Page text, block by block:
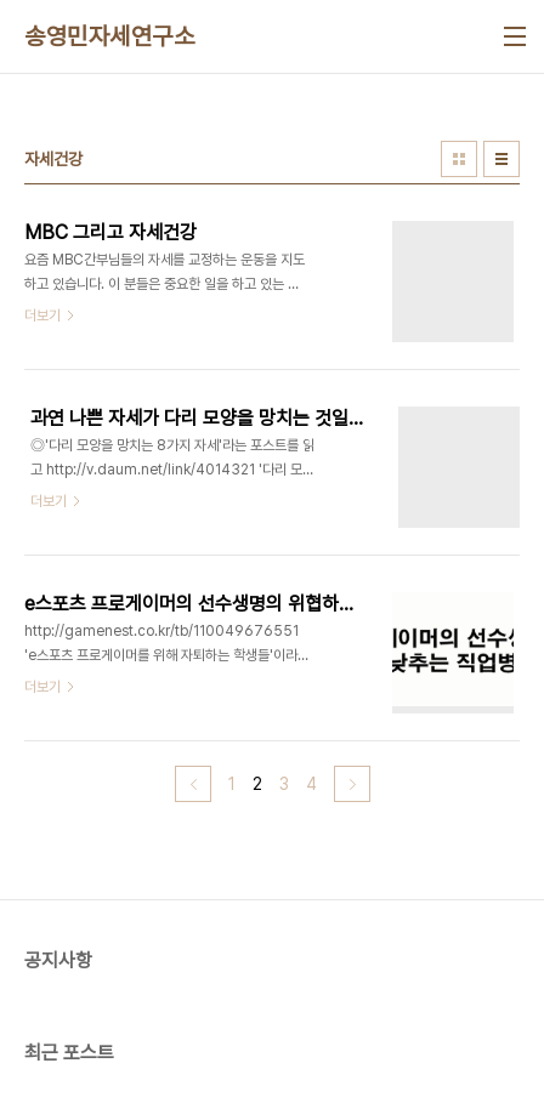
송영민자세연구소
자세건강
MBC 그리고 자세건강
요즘 MBC간부님들의 자세를 교정하는 운동을 지도
하고 있습니다. 이 분들은 중요한 일을 하고 있는 만
큼 일에 열정적이시며, 그만큼 내 몸을 돌볼 시간이
못하셨던 분들이 많습니다. 이 분들을 운동지도 해드
리면서, 일과 삶의 균형에 대해서 생각해봅니다. 일이
중요한 만큼 내 몸은 뒷전이 될 수 밖에 없지만, 또 한
편으로 생각하면 내가 건강하고 행복한 삶을 살기 위
해 일을 하는 것이지 않을까 하고 말이죠. 자세 건강
다면 자세건강의 이면에는 일과 삶의 밸런스부터 찾
더보기
과연 나쁜 자세가 다리 모양을 망치는 것일까?
◎'다리 모양을 망치는 8가지 자세'라는 포스트를 읽
고 http://v.daum.net/link/4014321 '다리 모양
을 망치는 8가지 자세'라는 포스트를 읽고 몇가지 빠
순간 문제가 발생한다'고 가정하여 나쁜 자세를 하지
말자고 말한다면, 아마 우리는 로봇처럼 바른 자세만
취하면서 살아야 할 것입니다. ◎하체의 정렬은 크게
3가지로 나뉩니다 하체의 정렬은 크게 발의 정렬, 무
릎의 정렬, 고관절의 정렬로 나뉩니다. 정렬은 말 그
'기능'에 따라 정렬상태가 달라지게 마련입니다. 예를
더보기
e스포츠 프로게이머의 선수생명의 위협하는 직업병!!!
http://gamenest.co.kr/tb/110049676551
'e스포츠 프로게이머를 위해 자퇴하는 학생들'이라
는 포스트를 보고 몇가지 추가적인 견해가 있어 글을
시간 이상 게임연습에 매달린다고 한다. 말이 8시간
이지 컴퓨터 앞에 앉아 중간중간 쉬는 시간을 빼더라
는 직업을 가진 사람들에게는 어깨통증, 요통, 디스크
하루동안의 신체활동량이 적어져서 근육이 ..
더보기
1 2 3 4
공지사항
최근 포스트